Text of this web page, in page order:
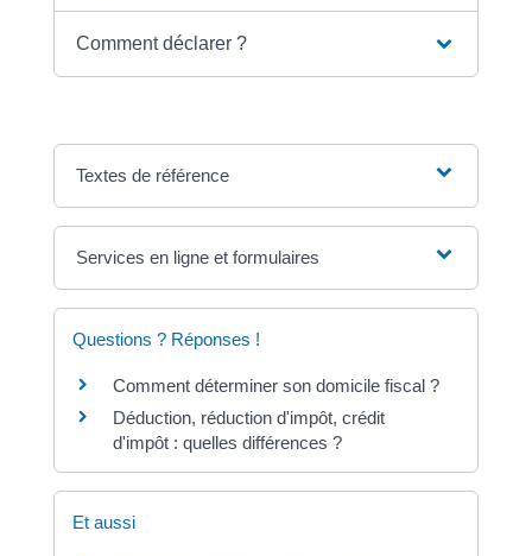
Comment déclarer ?
Textes de référence
Services en ligne et formulaires
Questions ? Réponses !
Comment déterminer son domicile fiscal ?
Déduction, réduction d'impôt, crédit
d'impôt : quelles différences ?
Et aussi